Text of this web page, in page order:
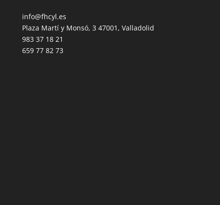
info@fhcyl.es
Plaza Martí y Monsó, 3 47001, Valladolid
983 37 18 21
659 77 82 73